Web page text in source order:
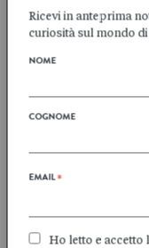
Siri Ranva Hjelm
Ricevi in anteprima
curiosità sul mondo
NOME
COGNOME
EMAIL*
Ho letto e accetto